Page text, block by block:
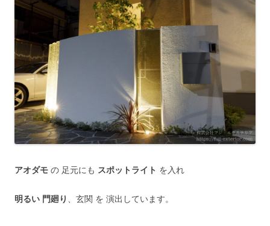
アオダモ の 足元にも スポットライト を入れ
明るい 門廻り 、玄関 を 演出しています。